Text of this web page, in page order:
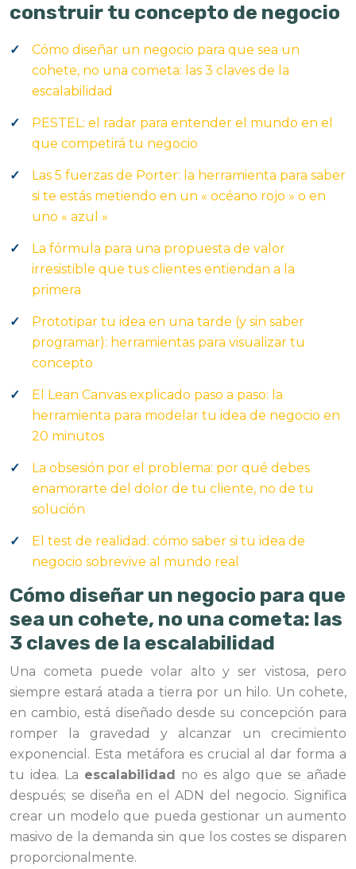
construir tu concepto de negocio
Cómo diseñar un negocio para que sea un
cohete, no una cometa: las 3 claves de la
escalabilidad
PESTEL: el radar para entender el mundo en el
que competirá tu negocio
Las 5 fuerzas de Porter: la herramienta para saber
si te estás metiendo en un « océano rojo » o en
uno « azul »
La fórmula para una propuesta de valor
irresistible que tus clientes entiendan a la
primera
Prototipar tu idea en una tarde (y sin saber
programar): herramientas para visualizar tu
concepto
El Lean Canvas explicado paso a paso: la
herramienta para modelar tu idea de negocio en
20 minutos
La obsesión por el problema: por qué debes
enamorarte del dolor de tu cliente, no de tu
solución
El test de realidad: cómo saber si tu idea de
negocio sobrevive al mundo real
Cómo diseñar un negocio para que
sea un cohete, no una cometa: las
3 claves de la escalabilidad
Una cometa puede volar alto y ser vistosa, pero
siempre estará atada a tierra por un hilo. Un cohete,
en cambio, está diseñado desde su concepción para
romper la gravedad y alcanzar un crecimiento
exponencial. Esta metáfora es crucial al dar forma a
tu idea. La escalabilidad no es algo que se añade
después; se diseña en el ADN del negocio. Significa
crear un modelo que pueda gestionar un aumento
masivo de la demanda sin que los costes se disparen
proporcionalmente.